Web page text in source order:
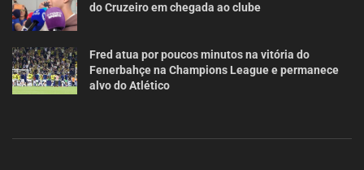
do Cruzeiro em chegada ao clube
Fred atua por poucos minutos na vitória do
Fenerbahçe na Champions League e permanece
alvo do Atlético